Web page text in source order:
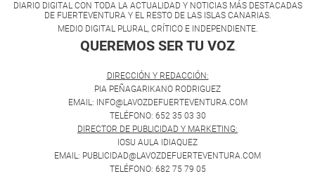
DIARIO DIGITAL CON TODA LA ACTUALIDAD Y NOTICIAS MÁS DESTACADAS
DE FUERTEVENTURA Y EL RESTO DE LAS ISLAS CANARIAS.
MEDIO DIGITAL PLURAL, CRÍTICO E INDEPENDIENTE.
QUEREMOS SER TU VOZ.
DIRECCIÓN Y REDACCIÓN:
PIA PEÑAGARIKANO RODRIGUEZ
EMAIL: INFO@LAVOZDEFUERTEVENTURA.COM
TELÉFONO: 652 35 03 30
DIRECTOR DE PUBLICIDAD Y MARKETING:
IOSU AULA IDIAQUEZ
EMAIL: PUBLICIDAD@LAVOZDEFUERTEVENTURA.COM
TELÉFONO: 682 75 79 05